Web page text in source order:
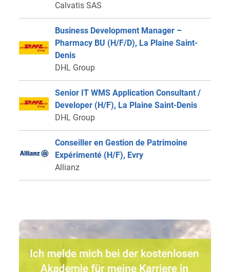
Calvatis SAS
Business Development Manager –
Pharmacy BU (H/F/D), La Plaine Saint-
Denis
DHL Group
Senior IT WMS Application Consultant /
Developer (H/F), La Plaine Saint-Denis
DHL Group
Conseiller en Gestion de Patrimoine
Expérimenté (H/F), Evry
Allianz